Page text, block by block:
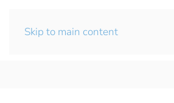
Skip to main content